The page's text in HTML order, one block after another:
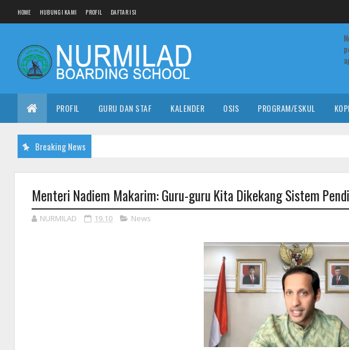
HOME HUBUNGI KAMI PROFIL DAFTAR ISI
PROFIL GURU DAN STAF KALENDER OSIS PROGRAM/ESKUL
Breaking News
Menteri Nadiem Makarim: Guru-guru Kita Dikekang Sistem
NURMILAD 19.10 News